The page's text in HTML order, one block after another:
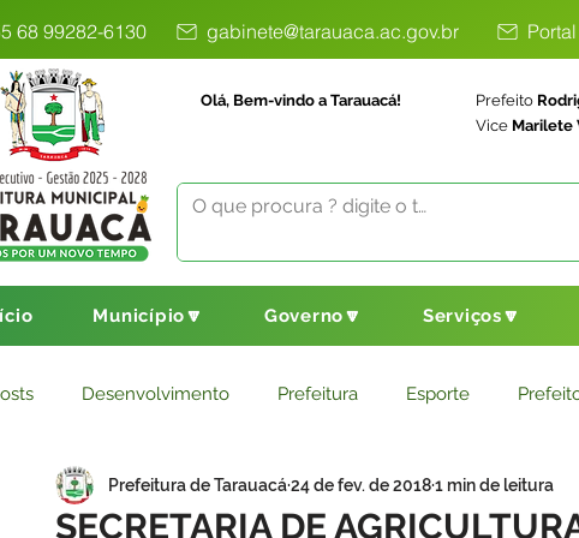
68 99282-6130 gabinete@tarauaca.ac.gov.br
Olá, Bem-vindo a Tarauacá! Prefeito
Vice Marilete
Município🔽 Governo🔽 Serviços🔽
Desenvolvimento Prefeitura Esporte
Comunicado Educação Saneamento Básico
SECRETARIA DE
Prefeitura de Tarauacá24 de fev. de 20181 min de leitura